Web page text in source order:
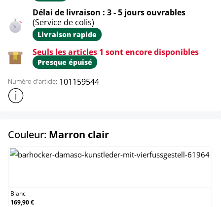
Délai de livraison : 3 - 5 jours ouvrables
(Service de colis)
Livraison rapide
Seuls les articles 1 sont encore disponibles
Presque épuisé
Numéro d'article: 101159544
Afficher plus d'informations sur le produit
Couleur: Marron clairselect
Blanc
169,90 €